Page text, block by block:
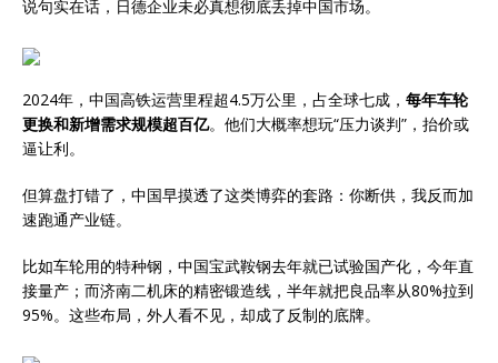
说句实在话，日德企业未必真想彻底丢掉中国市场。
2024年，中国高铁运营里程超4.5万公里，占全球七成， 每年车轮
更换和新增需求规模超百亿。他们大概率想玩“压力谈判”，抬价或
逼让利。
但算盘打错了，中国早摸透了这类博弈的套路：你断供，我反而加
速跑通产业链。
比如车轮用的特种钢，中国宝武鞍钢去年就已试验国产化，今年直
接量产；而济南二机床的精密锻造线，半年就把良品率从80%拉到
95%。这些布局，外人看不见，却成了反制的底牌。